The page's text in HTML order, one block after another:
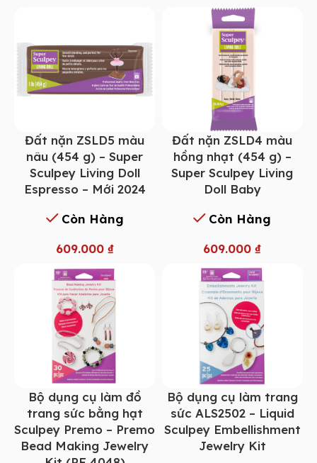
Đất nặn ZSLD5 màu
nâu (454 g) – Super
Sculpey Living Doll
Espresso – Mới 2024
Còn Hàng
609.000 ₫
Đất nặn ZSLD4 màu
hồng nhạt (454 g) –
Super Sculpey Living
Doll Baby
Còn Hàng
609.000₫
Bộ dụng cụ làm đồ
trang sức bằng hạt
Sculpey Premo – Premo
Bead Making Jewelry
Bộ dụng cụ làm trang
sức ALS2502 – Liquid
Sculpey Embellishment
Jewelry Kit